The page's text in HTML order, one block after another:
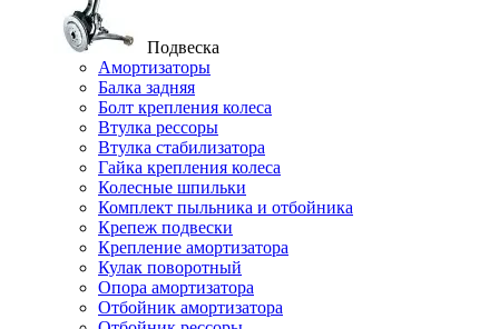
Подвеска
Амортизаторы
Балка задняя
Болт крепления колеса
Втулка рессоры
Втулка стабилизатора
Гайка крепления колеса
Колесные шпильки
Комплект пыльника и отбойника
Крепеж подвески
Крепление амортизатора
Кулак поворотный
Опора амортизатора
Отбойник амортизатора